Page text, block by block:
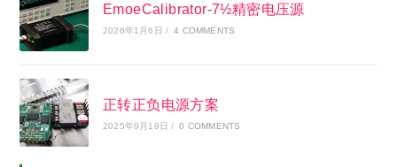
EmoeCalibrator-7½精密电压源
2026年1月6日 / 4 COMMENTS
正转正负电源方案
2025年9月19日 / 0 COMMENTS